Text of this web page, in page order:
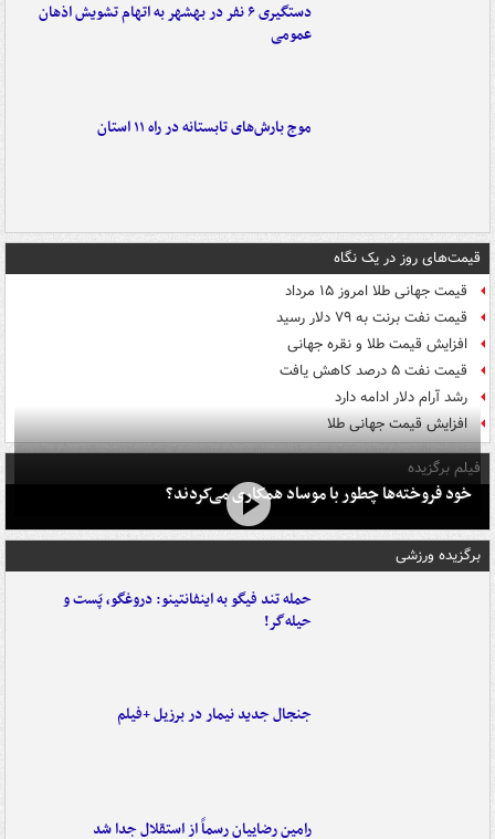
دستگیری ۶ نفر در بهشهر به اتهام تشویش اذهان
عمومی
موج بارش‌های تابستانه در راه ۱۱ استان
قیمت‌های روز در یک نگاه
قیمت جهانی طلا امروز ۱۵ مرداد
قیمت نفت برنت به ۷۹ دلار رسید
افزایش قیمت طلا و نقره جهانی
قیمت نفت ۵ درصد کاهش یافت
رشد آرام دلار ادامه دارد
افزایش قیمت جهانی طلا
فیلم برگزیده
خود فروخته‌ها چطور با موساد همکاری می‌کردند؟
برگزیده ورزشی
حمله تند فیگو به اینفانتینو: دروغگو، پَست‌ و
حیله‌گر!
جنجال جدید نیمار در برزیل +فیلم
رامین رضاییان رسماً از استقلال جدا شد